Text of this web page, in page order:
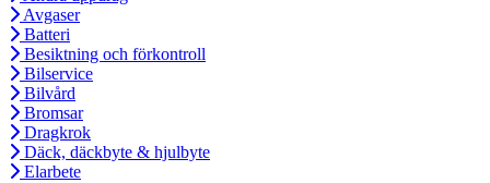
Avgaser
Batteri
Besiktning och förkontroll
Bilservice
Bilvård
Bromsar
Dragkrok
Däck, däckbyte & hjulbyte
Elarbete